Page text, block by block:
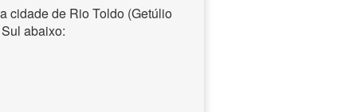
cidade de Rio Toldo (Getúlio
abaixo: